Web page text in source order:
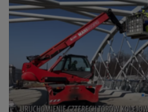
Video
Logotypy
O PKP Polskich Liniach
Czym się zajmujemy?